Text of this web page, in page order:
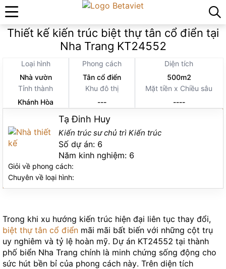
Trang chủ Thiết kế thi công kiến trúc»
Thiết kế kiến trúc biệt thự tân cổ điển tại
Nha Trang KT24552
Loại hình
Nhà vườn
Phong cách
Tân cổ điển
Diện tích
500m2
Tỉnh thành
Khánh Hòa
Khu đô thị
---
Mặt tiền x Chiều sâu
----
Tạ Đinh Huy
Kiến trúc sư chủ trì Kiến trúc
Số dự án: 6
Năm kinh nghiệm: 6
Giỏi về phong cách:
Chuyên về loại hình:
Trong khi xu hướng kiến trúc hiện đại liên tục thay đổi,
biệt thự tân cổ điển mãi mãi bất biến với những cột trụ
uy nghiêm và tỷ lệ hoàn mỹ. Dự án KT24552 tại thành
phố biển Nha Trang chính là minh chứng sống động cho
sức hút bền bỉ của phong cách này. Trên diện tích